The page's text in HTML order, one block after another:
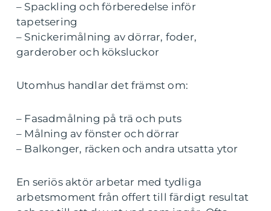
– Spackling och förberedelse inför
tapetsering
– Snickerimålning av dörrar, foder,
garderober och köksluckor
Utomhus handlar det främst om:
– Fasadmålning på trä och puts
– Målning av fönster och dörrar
– Balkonger, räcken och andra utsatta ytor
En seriös aktör arbetar med tydliga
arbetsmoment från offert till färdigt resultat